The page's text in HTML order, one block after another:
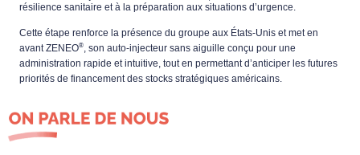
résilience sanitaire et à la préparation aux situations d’urgence.
Cette étape renforce la présence du groupe aux États-Unis et met en
avant ZENEO®, son auto-injecteur sans aiguille conçu pour une
administration rapide et intuitive, tout en permettant d’anticiper les futures
priorités de financement des stocks stratégiques américains.